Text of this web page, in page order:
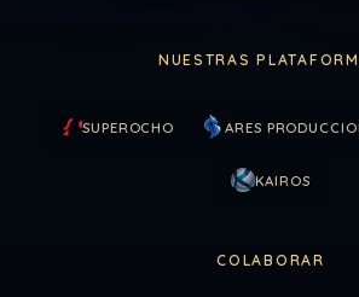
NUESTRAS
SUPEROCHO ARES
KAIROS
COLABORAR